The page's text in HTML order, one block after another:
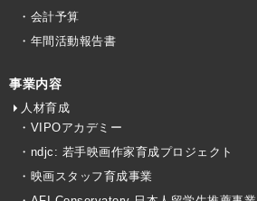
・会計予算
・年間活動報告書
事業内容
人材育成
・VIPOアカデミー
・ndjc: 若手映画作家育成プロジェクト
・映画スタッフ育成事業